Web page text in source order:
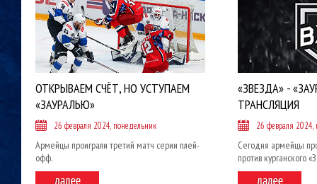
ОТКРЫВАЕМ СЧЁТ, НО УСТУПАЕМ
«ЗАУРАЛЬЮ»
26 февраля 2024, понедельник
Армейцы проиграли третий матч серии плей-
офф.
«ЗВЕЗДА» -
ТРАНСЛЯЦИЯ
26 февраля 2024,
Сегодня армейцы
против курганского